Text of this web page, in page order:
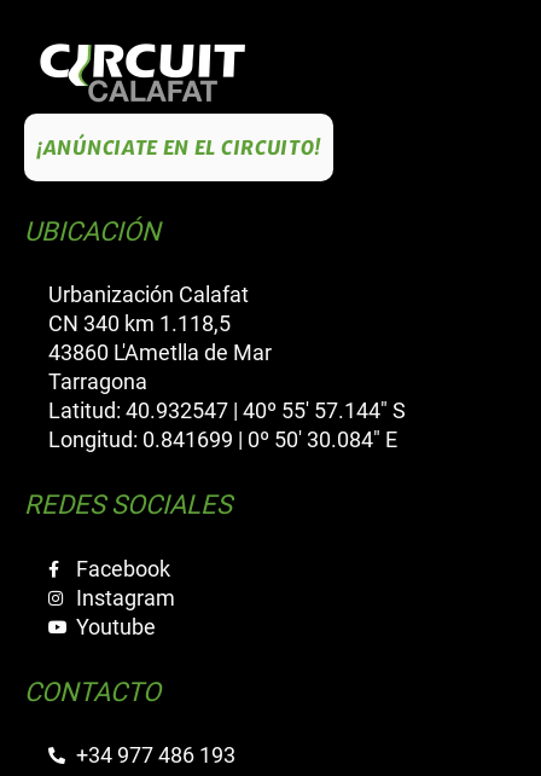
¡ANÚNCIATE EN EL CIRCUITO!
UBICACIÓN
Urbanización Calafat
CN 340 km 1.118,5
43860 L'Ametlla de Mar
Tarragona
Latitud: 40.932547 | 40º 55' 57.144" S
Longitud: 0.841699 | 0º 50' 30.084" E
REDES SOCIALES
Facebook
Instagram
Youtube
CONTACTO
+34 977 486 193